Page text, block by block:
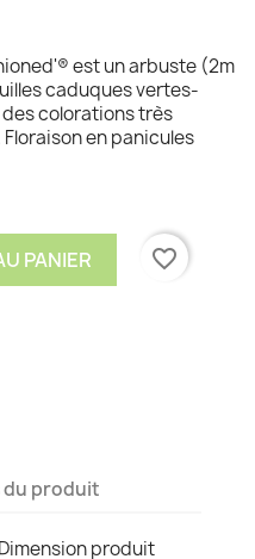
est un arbuste (2m
caduques vertes-
colorations très
en panicules
PANIER
favorite_border
du produit
produit